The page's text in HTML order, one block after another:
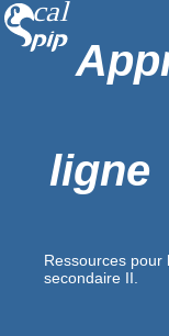
ligne
Ressources pour
secondaire II.